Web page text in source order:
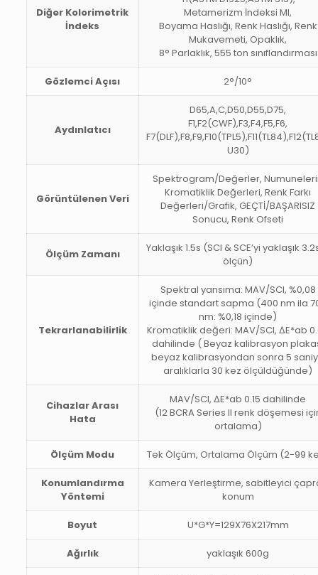
Diğer Kolorimetrik
İndeks
Metamerizm İndeksi MI,
Boyama Haslığı, Renk Haslığı, Renk
Mukavemeti, Opaklık,
8° Parlaklık, 555 ton sınıflandırması
Gözlemci Açısı 2°/10°
Aydınlatıcı
D65,A,C,D50,D55,D75,
F1,F2(CWF),F3,F4,F5,F6,
U30)
Görüntülenen Veri
Spektrogram/Değerler,
Kromatiklik Değerleri, Renk Farkı
Değerleri/Grafik, GEÇTİ/BAŞARISIZ
Sonucu, Renk Ofseti
Ölçüm Zamanı
Yaklaşık 1.5s (SCI & SCE’yi yaklaşık
ölçün)
Tekrarlanabilirlik
Spektral yansıma: MAV/SCI, %0,08
içinde standart sapma (400 nm ila
nm: %0,18 içinde)
Kromatiklik değeri: MAV/SCI, ΔE*ab
dahilinde ( Beyaz kalibrasyon
beyaz kalibrasyondan sonra 5
aralıklarla 30 kez ölçüldüğünde)
Cihazlar Arası
Hata
MAV/SCI, ΔE*ab 0.15 dahilinde
(12 BCRA Series II renk döşemesi
ortalama)
Ölçüm Modu Tek Ölçüm, Ortalama Ölçüm (2-99
Konumlandırma
Yöntemi
Kamera Yerleştirme, sabitleyici
konum
Boyut U*G*Y=129X76X217mm
Ağırlık yaklaşık 600g